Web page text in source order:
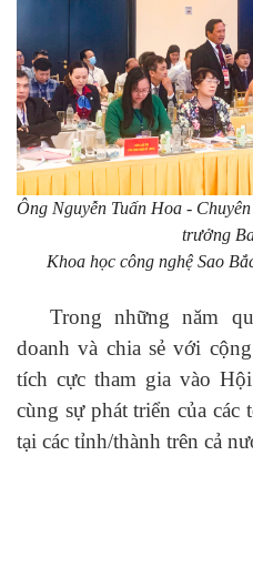
Ông Nguyễn Tuấn Hoa -
trưởng
Khoa học công nghệ Sao
Trong những năm
doanh và chia sẻ với
tích cực tham gia vào
cùng sự phát triển của
tại các tỉnh/thành trên cả